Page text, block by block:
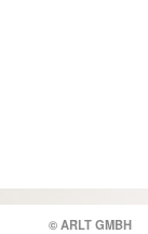
© ARLT GMBH